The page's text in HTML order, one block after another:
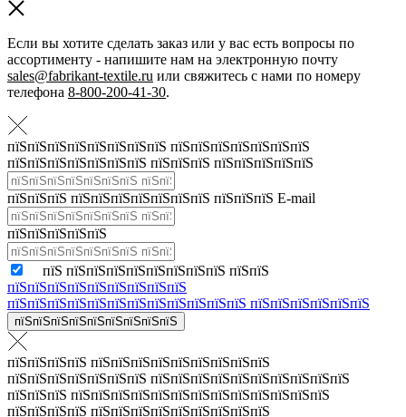
Если вы хотите сделать заказ или у вас есть вопросы по
ассортименту - напишите нам на электронную почту
sales@fabrikant-textile.ru или свяжитесь с нами по номеру
телефона 8-800-200-41-30.
пїЅпїЅпїЅпїЅпїЅпїЅпїЅпїЅ пїЅпїЅпїЅпїЅпїЅпїЅпїЅ
пїЅпїЅпїЅпїЅпїЅпїЅпїЅ пїЅпїЅпїЅ пїЅпїЅпїЅпїЅпїЅ
пїЅпїЅпїЅ пїЅпїЅпїЅпїЅпїЅпїЅпїЅ пїЅпїЅпїЅ E-mail
пїЅпїЅпїЅпїЅпїЅ
пїЅ пїЅпїЅпїЅпїЅпїЅпїЅпїЅпїЅ пїЅпїЅ
пїЅпїЅпїЅпїЅпїЅпїЅпїЅпїЅпїЅ
пїЅпїЅпїЅпїЅпїЅпїЅпїЅпїЅпїЅпїЅпїЅпїЅ пїЅпїЅпїЅпїЅпїЅпїЅ
пїЅпїЅпїЅпїЅпїЅпїЅпїЅпїЅпїЅ
пїЅпїЅпїЅпїЅ пїЅпїЅпїЅпїЅпїЅпїЅпїЅпїЅпїЅ
пїЅпїЅпїЅпїЅпїЅпїЅпїЅ пїЅпїЅпїЅпїЅпїЅпїЅпїЅпїЅпїЅпїЅ
пїЅпїЅпїЅ пїЅпїЅпїЅпїЅпїЅпїЅпїЅпїЅпїЅпїЅпїЅпїЅпїЅ
пїЅпїЅпїЅпїЅ пїЅпїЅпїЅпїЅпїЅпїЅпїЅпїЅпїЅ